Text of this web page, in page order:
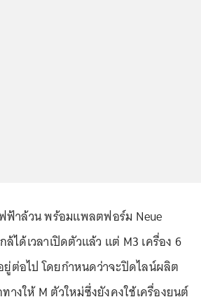
ฟ้าล้วน พร้อมแพลตฟอร์ม Neue
ล้ได้เวลาเปิดตัวแล้ว แต่ M3 เครื่อง 6
ยู่ต่อไป โดยกำหนดว่าจะปิดไลน์ผลิต
างให้ M ตัวใหม่ซึ่งยังคงใช้เครื่องยนต์